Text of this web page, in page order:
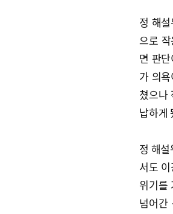
정 해
으로
면 판
가 의
쳤으나
납하게
정 해
서도
위기를
넘어간